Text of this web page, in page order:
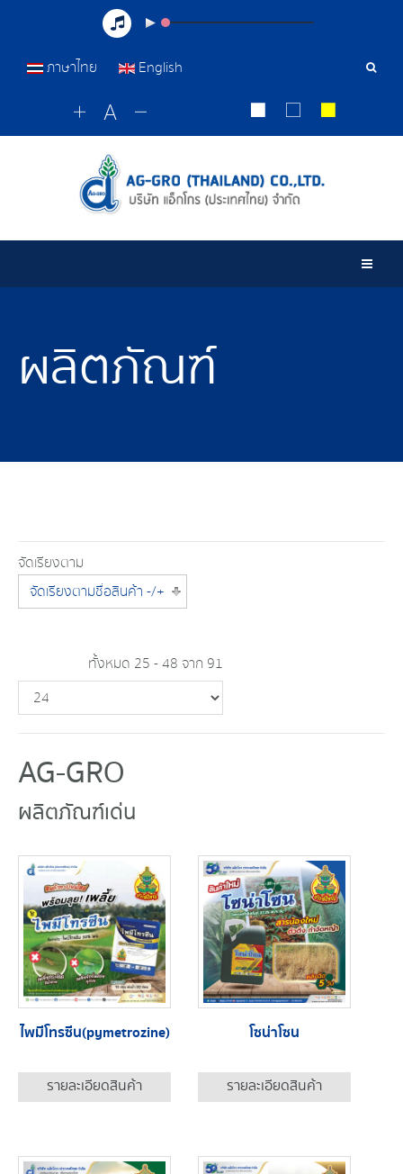
เครื่อ
ภาษาไทย English
ผลิตภัณฑ์
จัดเรียงตาม
จัดเรียงตามชื่อสินค้า -/+
ทั้งหมด 25 - 48 จาก 91
AG-GRO
ผลิตภัณฑ์เด่น
ไพมีโทรซีน(pymetrozine)
รายละเอียดสินค้า
โซน่าโซน
รายละเอียดสินค้า